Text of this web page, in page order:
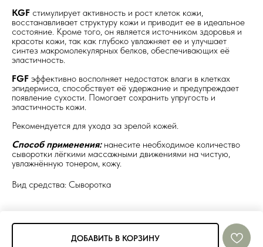
ДОБАВИТЬ В КОРЗИНУ
KGF cтимулирует активность и рост клеток кожи,
восстанавливает структуру кожи и приводит ее в идеальное
состояние. Кроме того, он является источником здоровья и
красоты кожи, так как глубоко увлажняет ее и улучшает
синтез макромолекулярных белков, обеспечивающих её
эластичность.
FGF эффективно восполняет недостаток влаги в клетках
эпидермиса, способствует её удержание и предупреждает
появление сухости. Помогает сохранить упругость и
эластичность кожи.
Рекомендуется для ухода за зрелой кожей.
Способ применения: нанесите необходимое количество
сыворотки лёгкими массажными движениями на чистую,
увлажнённую тонером, кожу.
Вид средства: Сыворотка